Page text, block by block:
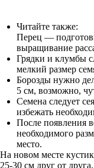
Читайте также:
Перец —
выращивание
Грядки и клумбы
мелкий размер
Борозды нужно
5 см, возможно,
Семена следует
избежать
После появления
необходимого
место.
На новом месте
25-30 см друг от